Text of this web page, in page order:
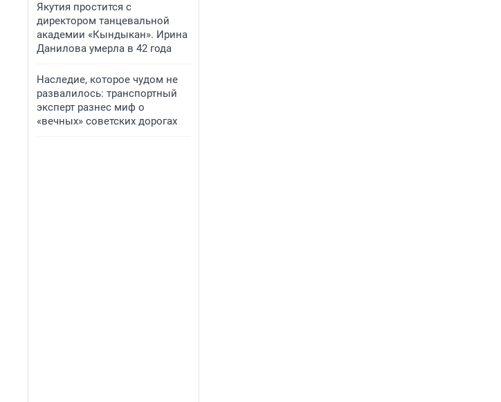
Якутия простится с
директором танцевальной
академии «Кындыкан». Ирина
Данилова умерла в 42 года
Наследие, которое чудом не
развалилось: транспортный
эксперт разнес миф о
«вечных» советских дорогах